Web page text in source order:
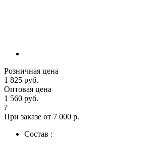
Розничная цена
1 825 руб.
Оптовая цена
1 560 руб.
?
При заказе от 7 000 р.
Состав :